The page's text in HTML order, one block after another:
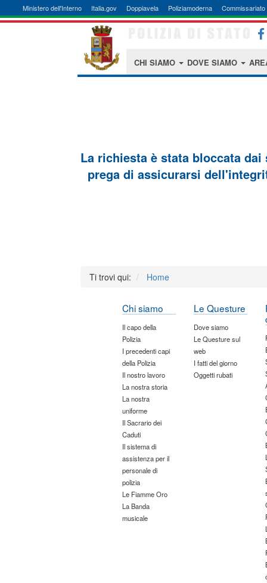
Ministero dell'Interno Italia.gov Doppiavela Poliziamoderna Commissariato
CHI SIAMO DOVE SIAMO
La richiesta è stata bloccata
prega di assicurarsi
Ti trovi qui: Home
Chi siamo
Il capo della
Polizia
I precedenti capi
della Polizia
Il nostro lavoro
La nostra storia
La nostra
uniforme
Il Sacrario dei
Caduti
Il sistema di
assistenza per il
personale di
polizia
Le Fiamme Oro
La Banda
musicale
Le Questure
Dove siamo
Le Questure sul
web
I fatti del giorno
Oggetti rubati